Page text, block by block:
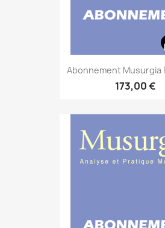
Abonnement Musurgia
173,00 €